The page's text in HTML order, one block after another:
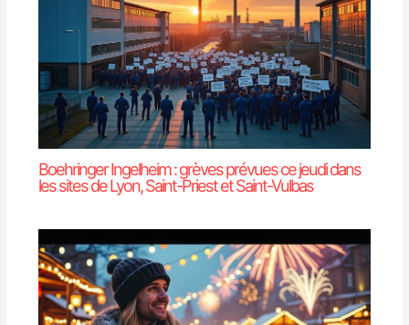
Boehringer Ingelheim : grèves prévues ce jeudi dans
les sites de Lyon, Saint-Priest et Saint-Vulbas